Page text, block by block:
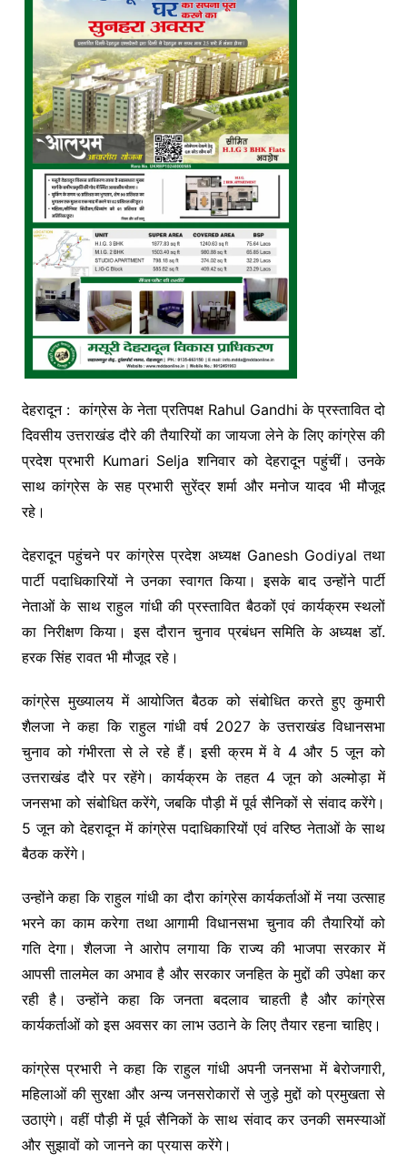
देहरादून : कांग्रेस के नेता प्रतिपक्ष Rahul Gandhi के प्रस्तावित दो
दिवसीय उत्तराखंड दौरे की तैयारियों का जायजा लेने के लिए कांग्रेस की
प्रदेश प्रभारी Kumari Selja शनिवार को देहरादून पहुंचीं। उनके
साथ कांग्रेस के सह प्रभारी सुरेंद्र शर्मा और मनोज यादव भी मौजूद
रहे।
देहरादून पहुंचने पर कांग्रेस प्रदेश अध्यक्ष Ganesh Godiyal तथा
पार्टी पदाधिकारियों ने उनका स्वागत किया। इसके बाद उन्होंने पार्टी
नेताओं के साथ राहुल गांधी की प्रस्तावित बैठकों एवं कार्यक्रम स्थलों
का निरीक्षण किया। इस दौरान चुनाव प्रबंधन समिति के अध्यक्ष डॉ.
हरक सिंह रावत भी मौजूद रहे।
कांग्रेस मुख्यालय में आयोजित बैठक को संबोधित करते हुए कुमारी
शैलजा ने कहा कि राहुल गांधी वर्ष 2027 के उत्तराखंड विधानसभा
चुनाव को गंभीरता से ले रहे हैं। इसी क्रम में वे 4 और 5 जून को
उत्तराखंड दौरे पर रहेंगे। कार्यक्रम के तहत 4 जून को अल्मोड़ा में
जनसभा को संबोधित करेंगे, जबकि पौड़ी में पूर्व सैनिकों से संवाद करेंगे।
5 जून को देहरादून में कांग्रेस पदाधिकारियों एवं वरिष्ठ नेताओं के साथ
बैठक करेंगे।
उन्होंने कहा कि राहुल गांधी का दौरा कांग्रेस कार्यकर्ताओं में नया उत्साह
भरने का काम करेगा तथा आगामी विधानसभा चुनाव की तैयारियों को
गति देगा। शैलजा ने आरोप लगाया कि राज्य की भाजपा सरकार में
आपसी तालमेल का अभाव है और सरकार जनहित के मुद्दों की उपेक्षा कर
रही है। उन्होंने कहा कि जनता बदलाव चाहती है और कांग्रेस
कार्यकर्ताओं को इस अवसर का लाभ उठाने के लिए तैयार रहना चाहिए।
कांग्रेस प्रभारी ने कहा कि राहुल गांधी अपनी जनसभा में बेरोजगारी,
महिलाओं की सुरक्षा और अन्य जनसरोकारों से जुड़े मुद्दों को प्रमुखता से
उठाएंगे। वहीं पौड़ी में पूर्व सैनिकों के साथ संवाद कर उनकी समस्याओं
और सुझावों को जानने का प्रयास करेंगे।